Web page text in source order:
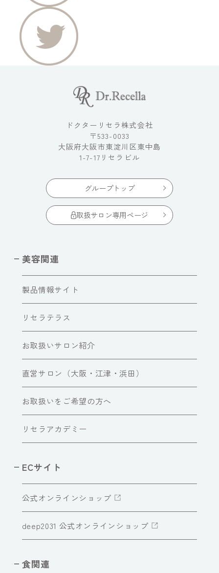
ドクターリセラ株式会社
〒533-0033
大阪府大阪市東淀川区東中島
1-7-17リセラビル
グループトップ
取扱サロン専用ページ
美容関連
製品情報サイト
リセラテラス
お取扱いサロン紹介
直営サロン（大阪・江津・浜田）
お取扱いをご希望の方へ
リセラアカデミー
ECサイト
公式オンラインショップ
deep2031 公式オンラインショップ
食関連